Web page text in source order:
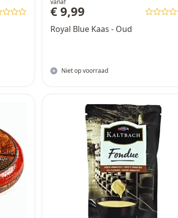
€ 9,99
Royal Blue Kaas - Oud
Niet op voorraad